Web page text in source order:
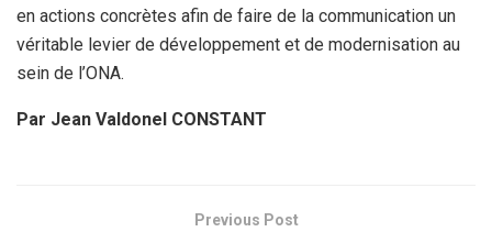
en actions concrètes afin de faire de la communication un
véritable levier de développement et de modernisation au
sein de l’ONA.
Par Jean Valdonel CONSTANT
Previous Post